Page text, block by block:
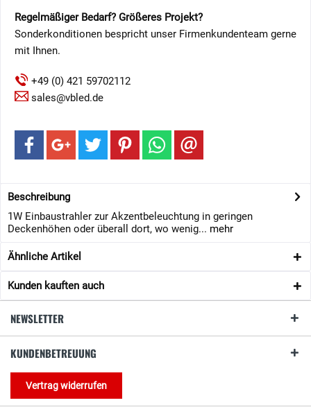
Regelmäßiger Bedarf? Größeres Projekt?
Sonderkonditionen bespricht unser Firmenkundenteam gerne
mit Ihnen.
+49 (0) 421 59702112
sales@vbled.de
Beschreibung
1W Einbaustrahler zur Akzentbeleuchtung in geringen
Deckenhöhen oder überall dort, wo wenig... mehr
Ähnliche Artikel
Kunden kauften auch
NEWSLETTER
KUNDENBETREUUNG
Vertrag widerrufen